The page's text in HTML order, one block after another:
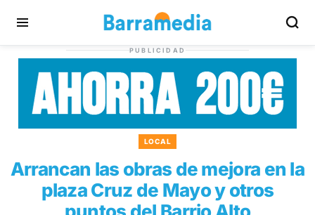
PUBLICIDAD
LOCAL
Arrancan las obras de mejora en la
plaza Cruz de Mayo y otros